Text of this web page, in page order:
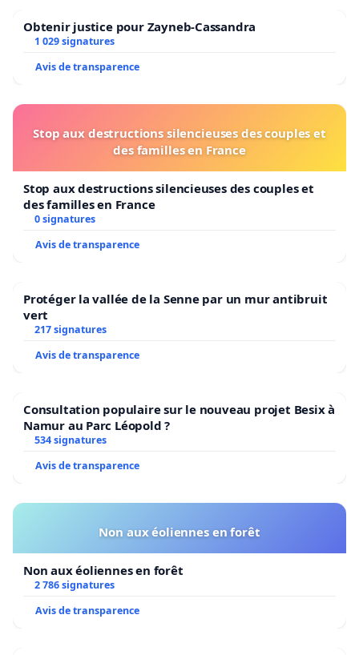
Obtenir justice pour Zayneb-Cassandra
1 029 signatures
Avis de transparence
Stop aux destructions silencieuses des couples et
des familles en France
Stop aux destructions silencieuses des couples et
des familles en France
0 signatures
Avis de transparence
Protéger la vallée de la Senne par un mur antibruit
vert
217 signatures
Avis de transparence
Consultation populaire sur le nouveau projet Besix à
Namur au Parc Léopold ?
534 signatures
Avis de transparence
Non aux éoliennes en forêt
Non aux éoliennes en forêt
2 786 signatures
Avis de transparence